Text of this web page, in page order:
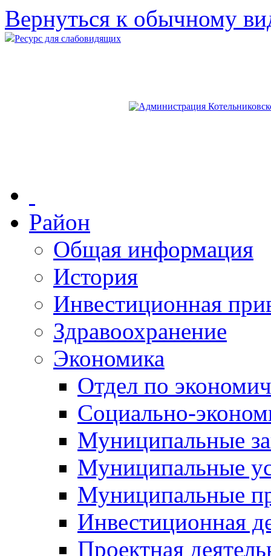
Вернуться к обычному
Ресурс для слабовидящих
Район
Общая информация
История
Инвестиционная
Здравоохранение
Экономика
Отдел по
Социально-
Муниципальные
Муниципальные
Муниципальные
Инвестиционная
Проектная